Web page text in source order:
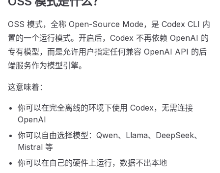
OSS 模式，全称 Open-Source Mode，是 Codex CLI 内
置的一个运行模式。开启后，Codex 不再依赖 OpenAI 的
专有模型，而是允许用户指定任何兼容 OpenAI API 的后
端服务作为模型引擎。
这意味着：
你可以在完全离线的环境下使用 Codex，无需连接
OpenAI
你可以自由选择模型：Qwen、Llama、DeepSeek、
Mistral 等
你可以在自己的硬件上运行，数据不出本地